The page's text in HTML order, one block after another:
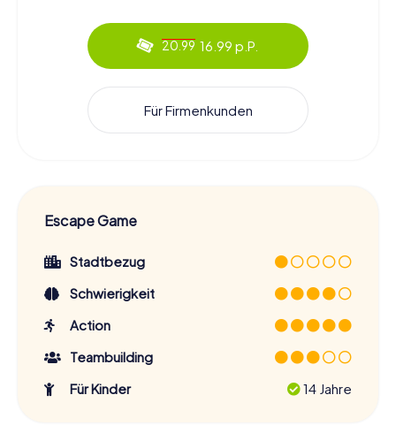
20.99 16.99 p.P.
Für Firmenkunden
Escape Game
Stadtbezug
Schwierigkeit
Action
Teambuilding
Für Kinder
14 Jahre